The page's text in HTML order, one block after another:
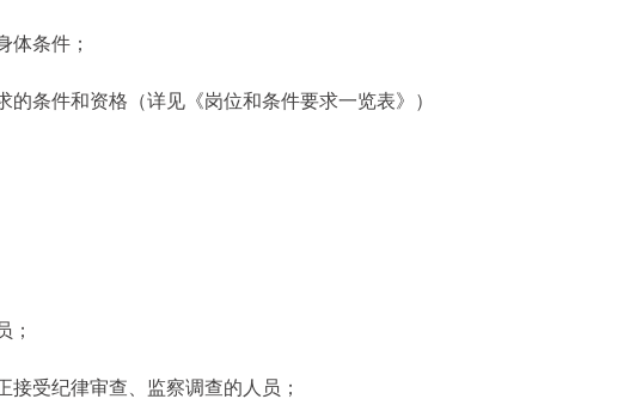
体条件；
的条件和资格（详见《岗位和条件要求一览表》）
；
接受纪律审查、监察调查的人员；